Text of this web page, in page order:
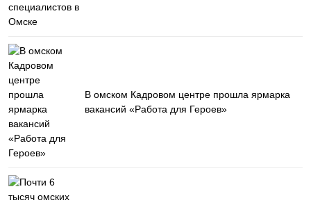
В омском Кадровом центре прошла ярмарка
вакансий «Работа для Героев»